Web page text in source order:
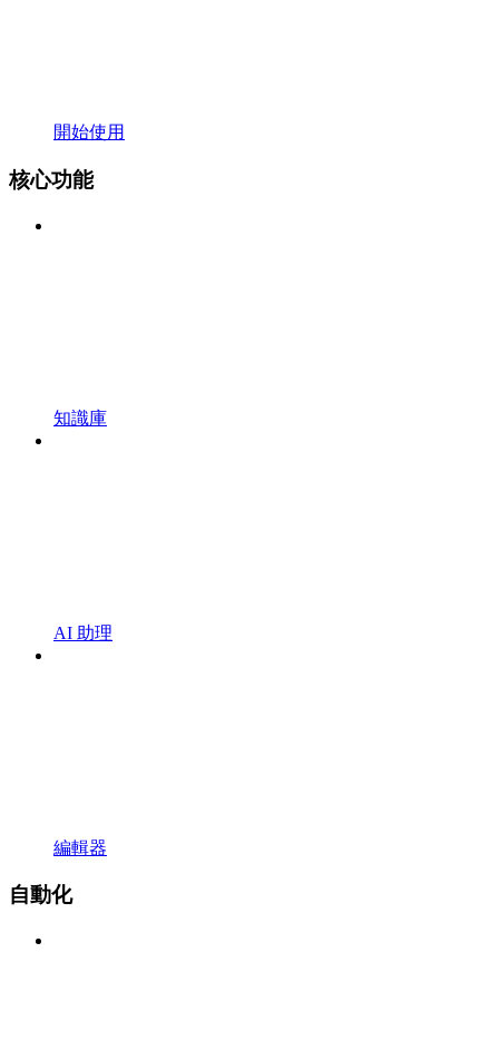
開始使用
核心功能
知識庫
AI 助理
編輯器
自動化